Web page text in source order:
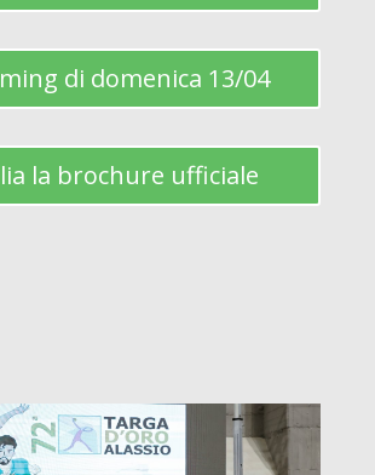
di domenica 13/04
la brochure ufficiale